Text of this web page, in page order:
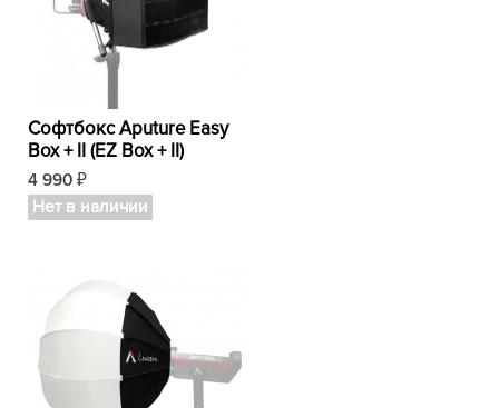
Софтбокс Aputure Easy
Box + II (EZ Box + II)
4 990 ₽
Нет в наличии